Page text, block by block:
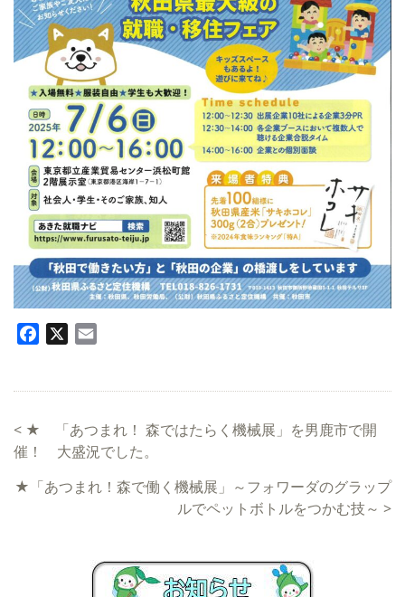
Facebook
< ★ 「あつまれ！ 森ではたらく機械展」を男鹿市で開
催！ 大盛況でした。
★「あつまれ！森で働く機械展」～フォワーダのグラップ
ルでペットボトルをつかむ技～ >